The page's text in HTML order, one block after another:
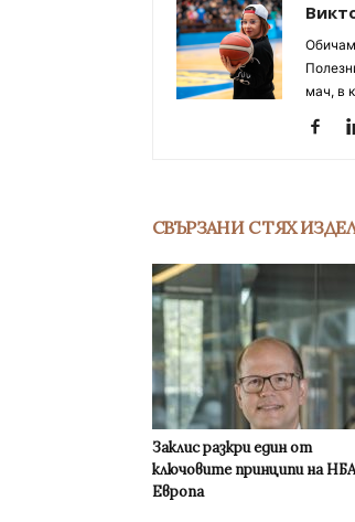
мач, в
СВЪРЗАНИ С ТЯХ
Заклис разкри един от
ключовите принципи на НБА
Европа